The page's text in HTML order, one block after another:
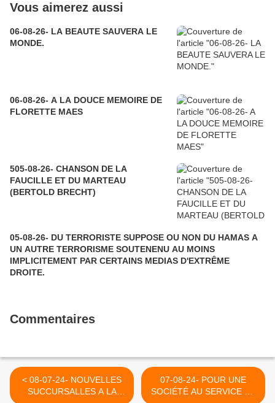
Vous aimerez aussi
06-08-26- LA BEAUTE SAUVERA LE
MONDE.
06-08-26- A LA DOUCE MEMOIRE DE
FLORETTE MAES
505-08-26- CHANSON DE LA
FAUCILLE ET DU MARTEAU
(BERTOLD BRECHT)
05-08-26- DU TERRORISTE SUPPOSE OU NON DU HAMAS A
UN AUTRE TERRORISME SOUTENENU AU MOINS
IMPLICITEMENT PAR CERTAINS MEDIAS D'EXTRÊME
DROITE.
Commentaires
< 08-07-24- NOUVELLES
SUCCURSALLES A LA
07-08-24- POUR UNE
SOCIÉTÉ AU SERVICE DE